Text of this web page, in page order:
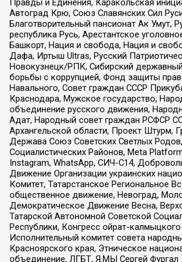
Автоград Крю, Союз Славянских Сил
Благотворительный пансионат Ак Умут,
республика Русь, Арестантское
Башкорт, Нация и свобода, Нация и
Дафа, Иртыш Ultras, Русский
Новокузнецк/РПК, Сибирский
борьбы с коррупцией, Фонд защиты
Навального, Совет граждан СССР
Краснодара, Мужское государство,
объединение русского движения,
Адат, Народный совет граждан РСФСР
Архангельской области, Проект Штурм,
Держава Союз Советских Светлых
Социалистических Районов, Meta
Instagram, WhatsApp, СИЧ-С14,
Движение Организации украинских
Комитет, Татарстанское Региональное
общественное движение, Невоград,
Демократическое Движение Весна,
Татарской Автономной Советской
Республики, Конгресс ойрат-
Исполнительный комитет совета
Красноярского края, Этническое
объединение, ЛГБТ, Я.МЫ Сергей Фургал